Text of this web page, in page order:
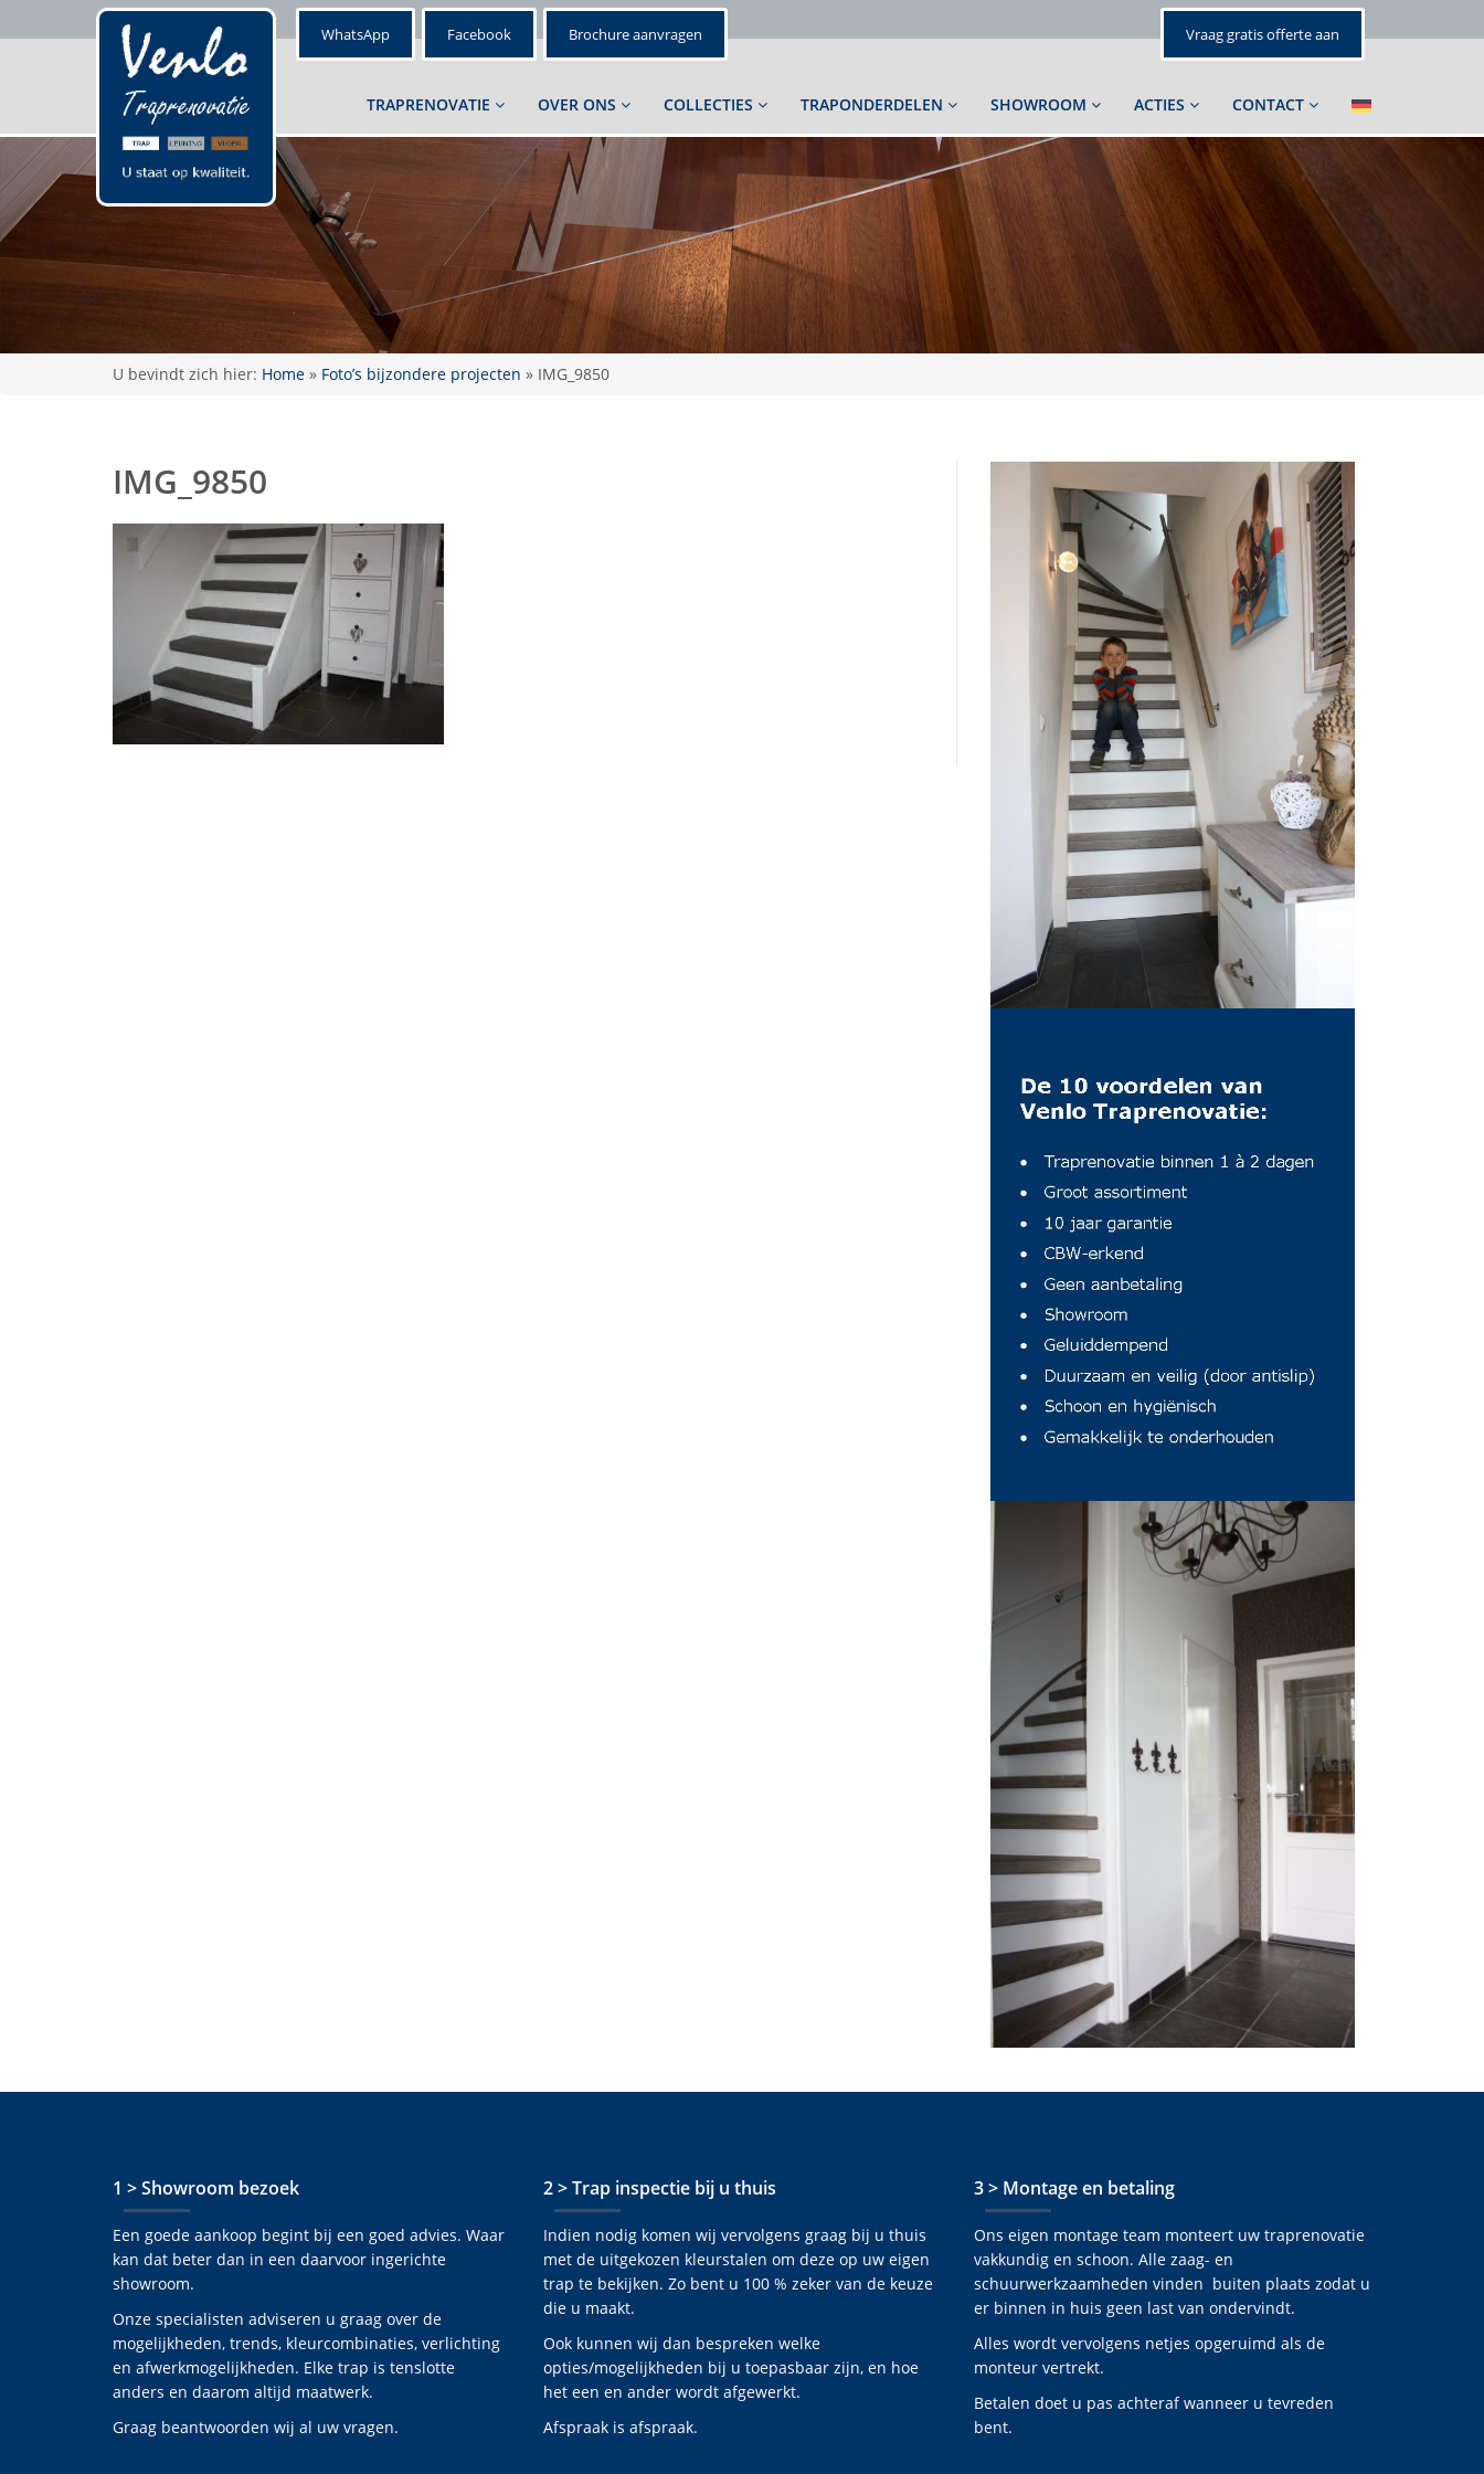
WhatsApp Facebook Brochure aanvragen Vraag gratis offerte aan
TRAPRENOVATIE OVER ONS COLLECTIES TRAPONDERDELEN SHOWROOM ACTIES CONTACT
U bevindt zich hier: Home » Foto’s bijzondere projecten » IMG_9850
IMG_9850
1 > Showroom bezoek
Een goede aankoop begint bij een goed advies. Waar
kan dat beter dan in een daarvoor ingerichte
showroom.
Onze specialisten adviseren u graag over de
mogelijkheden, trends, kleurcombinaties, verlichting
en afwerkmogelijkheden. Elke trap is tenslotte
anders en daarom altijd maatwerk.
Graag beantwoorden wij al uw vragen.
2 > Trap inspectie bij u thuis
Indien nodig komen wij vervolgens graag bij u thuis
met de uitgekozen kleurstalen om deze op uw eigen
trap te bekijken. Zo bent u 100 % zeker van de keuze
die u maakt.
Ook kunnen wij dan bespreken welke
opties/mogelijkheden bij u toepasbaar zijn, en hoe
het een en ander wordt afgewerkt.
Afspraak is afspraak.
3 > Montage en betaling
Ons eigen montage team monteert uw traprenovatie
vakkundig en schoon. Alle zaag- en
schuurwerkzaamheden vinden buiten plaats zodat u
er binnen in huis geen last van ondervindt.
Alles wordt vervolgens netjes opgeruimd als de
monteur vertrekt.
Betalen doet u pas achteraf wanneer u tevreden
bent.